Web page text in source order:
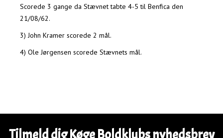
Scorede 3 gange da Stævnet tabte 4-5 til Benfica den
21/08/62.
3) John Kramer scorede 2 mål.
4) Ole Jørgensen scorede Stævnets mål.